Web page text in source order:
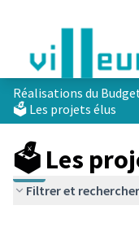
Réalisations du
🗳️ Les projets élus
🗳️ Les
Filtrer et rechercher